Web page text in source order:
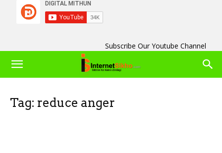
Subscribe Our Youtube Channel
Tag: reduce anger